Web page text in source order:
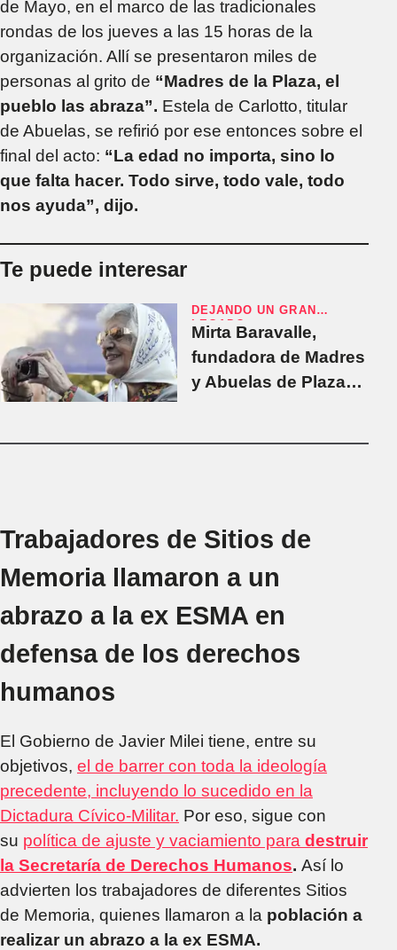
de Mayo, en el marco de las tradicionales
rondas de los jueves a las 15 horas de la
organización. Allí se presentaron miles de
personas al grito de “Madres de la Plaza, el
pueblo las abraza”. Estela de Carlotto, titular
de Abuelas, se refirió por ese entonces sobre el
final del acto: “La edad no importa, sino lo
que falta hacer. Todo sirve, todo vale, todo
nos ayuda”, dijo.
Te puede interesar
DEJANDO UN GRAN
LEGADO
Mirta Baravalle,
fundadora de Madres
y Abuelas de Plaza
Trabajadores de Sitios de
Memoria llamaron a un
abrazo a la ex ESMA en
defensa de los derechos
humanos
El Gobierno de Javier Milei tiene, entre su
objetivos, el de barrer con toda la ideología
precedente, incluyendo lo sucedido en la
Dictadura Cívico-Militar. Por eso, sigue con
su política de ajuste y vaciamiento para destruir
la Secretaría de Derechos Humanos. Así lo
advierten los trabajadores de diferentes Sitios
de Memoria, quienes llamaron a la población a
realizar un abrazo a la ex ESMA.